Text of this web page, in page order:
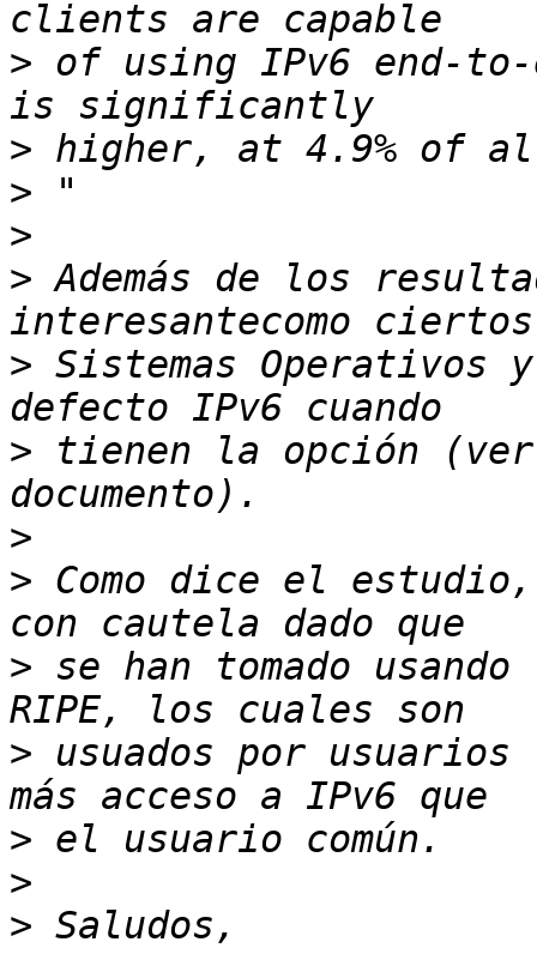
> of using IPv6 end-to-
>
>
>
> Además de los
> Sistemas Operativos
> tienen la opción
>
> Como dice el
> se han tomado
> usuados por
>
>
>